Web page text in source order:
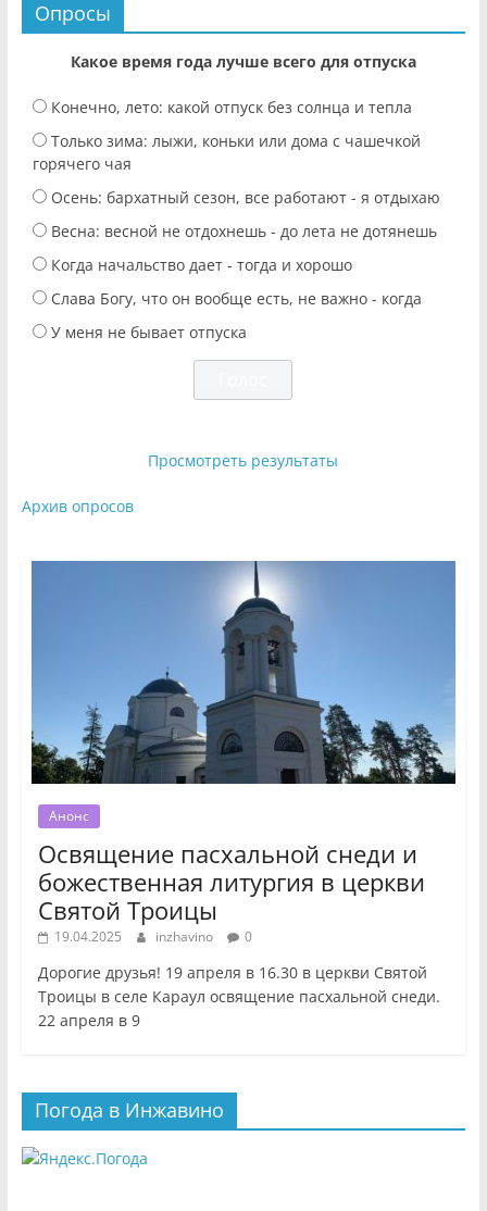
Опросы
Какое время года лучше всего для отпуска
Конечно, лето: какой отпуск без солнца и тепла
Только зима: лыжи, коньки или дома с чашечкой
горячего чая
Осень: бархатный сезон, все работают - я отдыхаю
Весна: весной не отдохнешь - до лета не дотянешь
Когда начальство дает - тогда и хорошо
Слава Богу, что он вообще есть, не важно - когда
У меня не бывает отпуска
Просмотреть результаты
Архив опросов
Анонс
Освящение пасхальной снеди и
божественная литургия в церкви
Святой Троицы
19.04.2025 inzhavino 0
Дорогие друзья! 19 апреля в 16.30 в церкви Святой
Троицы в селе Караул освящение пасхальной снеди.
22 апреля в 9
Погода в Инжавино